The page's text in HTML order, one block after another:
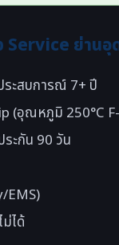
Service ย่าน
ระสบการณ์ 7+ ปี
(อุณหภูมิ 250°C
ะกัน 90 วัน
EMS)
ได้